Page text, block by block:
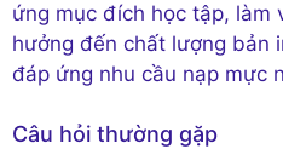
ứng mục đích học tập, làm
hưởng đến chất lượng bản
đáp ứng nhu cầu nạp mực
Câu hỏi thường gặp